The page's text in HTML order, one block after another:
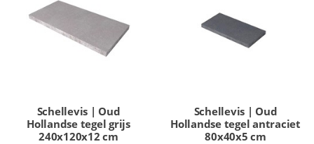
Schellevis | Oud
Hollandse tegel grijs
240x120x12 cm
Schellevis | Oud
Hollandse tegel antraciet
80x40x5 cm